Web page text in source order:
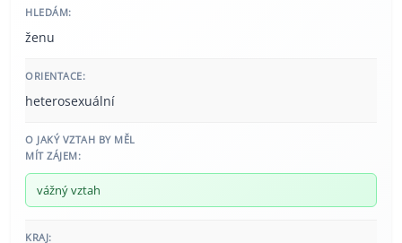
HLEDÁM:
ženu
ORIENTACE:
heterosexuální
O JAKÝ VZTAH BY MĚL
MÍT ZÁJEM:
vážný vztah
KRAJ: